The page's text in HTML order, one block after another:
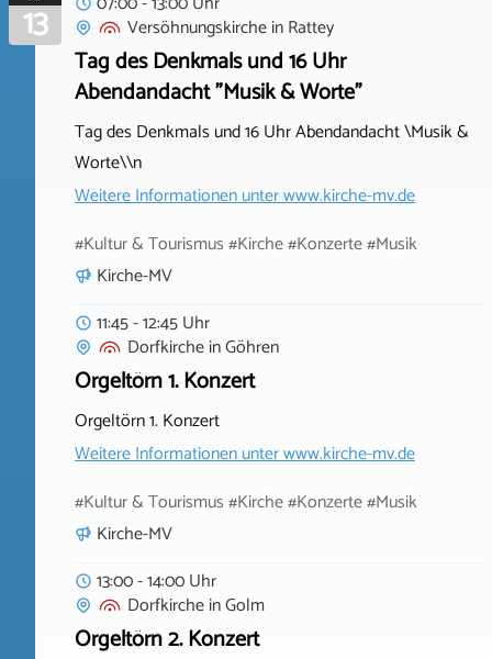
13
VersöhnungskircheinRattey
Tag des Denkmals und 16 Uhr
Abendandacht "Musik & Worte"
Tag des Denkmals und 16 Uhr Abendandacht \Musik &
Worte\\n
Weitere Informationen unterwww.kirche-mv.de
#Kultur & Tourismus #Kirche #Konzerte #Musik
Kirche-MV
11:45 - 12:45 Uhr
DorfkircheinGöhren
Orgeltörn 1. Konzert
Orgeltörn 1. Konzert
Weitere Informationen unterwww.kirche-mv.de
#Kultur & Tourismus #Kirche #Konzerte #Musik
Kirche-MV
13:00 - 14:00 Uhr
DorfkircheinGolm
Orgeltörn 2. Konzert